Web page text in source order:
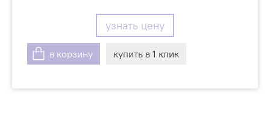
узнать цену
в корзину купить в 1 клик